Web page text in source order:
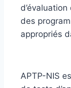
des
appropriés
APTP-NIS